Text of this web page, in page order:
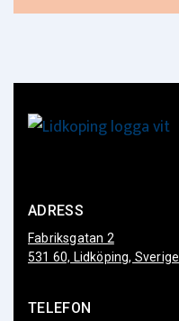
ADRESS
Fabriksgatan 2
531 60, Lidköping, Sverige
TELEFON